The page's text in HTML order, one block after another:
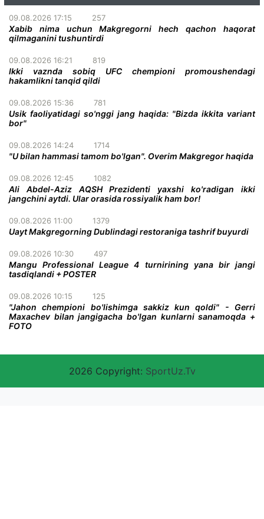
09.08.2026 17:15 257
Xabib nima uchun Makgregorni hech qachon haqorat
qilmaganini tushuntirdi
09.08.2026 16:21 819
Ikki vaznda sobiq UFC chempioni promoushendagi
hakamlikni tanqid qildi
09.08.2026 15:36 781
Usik faoliyatidagi so'nggi jang haqida: "Bizda ikkita variant
bor"
09.08.2026 14:24 1714
"U bilan hammasi tamom bo'lgan". Overim Makgregor haqida
09.08.2026 12:45 1082
Ali Abdel-Aziz AQSH Prezidenti yaxshi ko'radigan ikki
jangchini aytdi. Ular orasida rossiyalik ham bor!
09.08.2026 11:00 1379
Uayt Makgregorning Dublindagi restoraniga tashrif buyurdi
09.08.2026 10:30 497
Mangu Professional League 4 turnirining yana bir jangi
tasdiqlandi + POSTER
09.08.2026 10:15 125
"Jahon chempioni bo'lishimga sakkiz kun qoldi" - Gerri
Maxachev bilan jangigacha bo'lgan kunlarni sanamoqda +
FOTO
2026 Copyright: SportUz.Tv